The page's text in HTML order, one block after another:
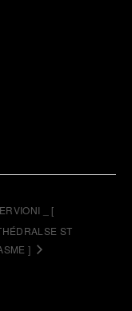
_ [
ST
]